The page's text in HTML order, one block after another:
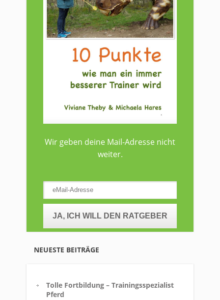
Wir geben deine Mail-Adresse nicht
weiter.
NEUESTE BEITRÄGE
Tolle Fortbildung – Trainingsspezialist
Pferd